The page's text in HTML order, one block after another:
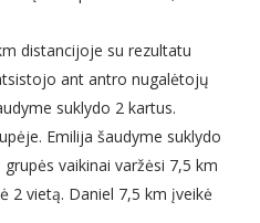
distancijoje su rezultatu
ant antro nugalėtojų
suklydo 2 kartus.
Emilija šaudyme suklydo
vaikinai varžėsi 7,5 km
2 vietą. Daniel 7,5 km įveikė